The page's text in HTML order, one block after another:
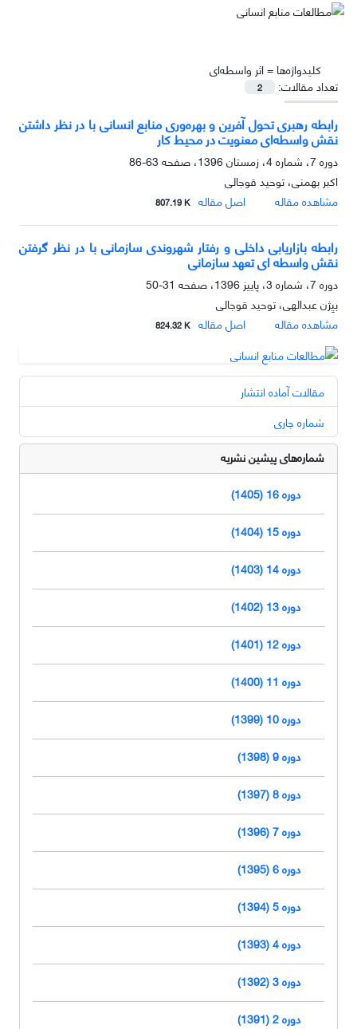
کلیدواژه‌ها =اثر واسطه‌ای
تعداد مقالات:
2
رابطه رهبری تحول آفرین و بهره‌وری منابع انسانی با در نظر داشتن
نقش واسطه‌ای معنویت در محیط کار
دوره 7، شماره 4، زمستان 1396، صفحه
63-86
اکبر بهمنی، توحید قوجالی
مشاهده مقاله
اصل مقاله 807.19 K
رابطه بازاریابی داخلی و رفتار شهروندی سازمانی با در نظر گرفتن
نقش واسطه ای تعهد سازمانی
دوره 7، شماره 3، پاییز 1396، صفحه
31-50
بیِِژن عبدالهی، توحید قوجالی
مشاهده مقاله
اصل مقاله 824.32 K
مقالات آماده انتشار
شماره جاری
شماره‌های پیشین نشریه
دوره 16 (1405)
دوره 15 (1404)
دوره 14 (1403)
دوره 13 (1402)
دوره 12 (1401)
دوره 11 (1400)
دوره 10 (1399)
دوره 9 (1398)
دوره 8 (1397)
دوره 7 (1396)
دوره 6 (1395)
دوره 5 (1394)
دوره 4 (1393)
دوره 3 (1392)
دوره 2 (1391)